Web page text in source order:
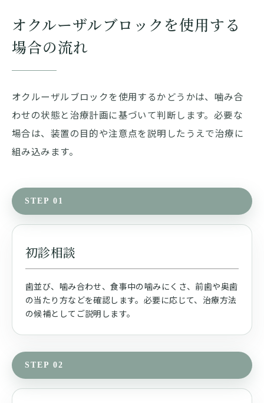
オクルーザルブロックを使用する
場合の流れ
オクルーザルブロックを使用するかどうかは、噛み合
わせの状態と治療計画に基づいて判断します。必要な
場合は、装置の目的や注意点を説明したうえで治療に
組み込みます。
STEP 01
初診相談
歯並び、噛み合わせ、食事中の噛みにくさ、前歯や奥歯
の当たり方などを確認します。必要に応じて、治療方法
の候補としてご説明します。
STEP 02